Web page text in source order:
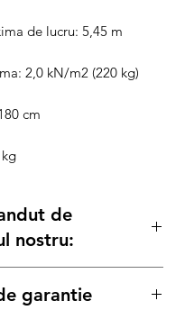
de lucru: 5,45 m
2,0 kN/m2 (220 kg)
cm
de
nostru:
garantie